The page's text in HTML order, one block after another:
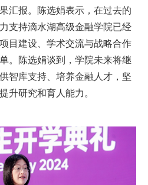
汇报。陈选娟表示，在过去的
支持滴水湖高级金融学院已经
目建设、学术交流与战略合作
。陈选娟谈到，学院未来将继
智库支持、培养金融人才，坚
升研究和育人能力。